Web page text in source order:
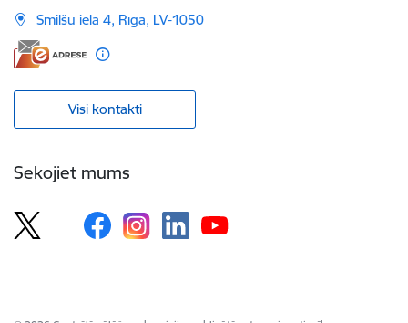
Smilšu iela 4, Rīga, LV-1050
Visi kontakti
Sekojiet mums